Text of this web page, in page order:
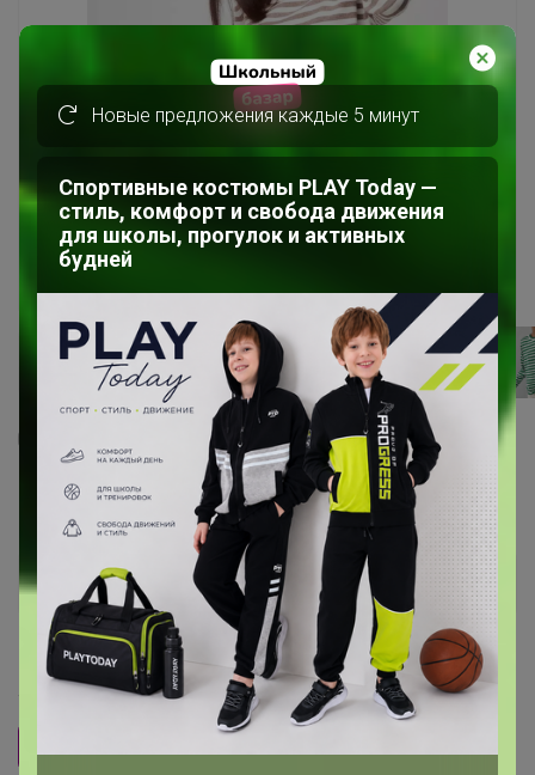
1 178 47
Кофта в полоску тельняшка оверсайз
Орг.
180,18р
Доставка
166,82р
Размер
72 участника считают, что размер — соответствует.
Новые предложения каждые 5 минут
Спортивные костюмы PLAY Today —
стиль, комфорт и свобода движения
для школы, прогулок и активных
будней